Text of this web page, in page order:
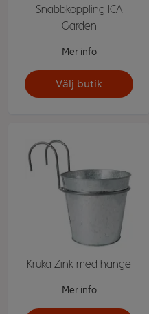
Snabbkoppling ICA
Garden
Mer info
Välj butik
Kruka Zink med hänge
Mer info